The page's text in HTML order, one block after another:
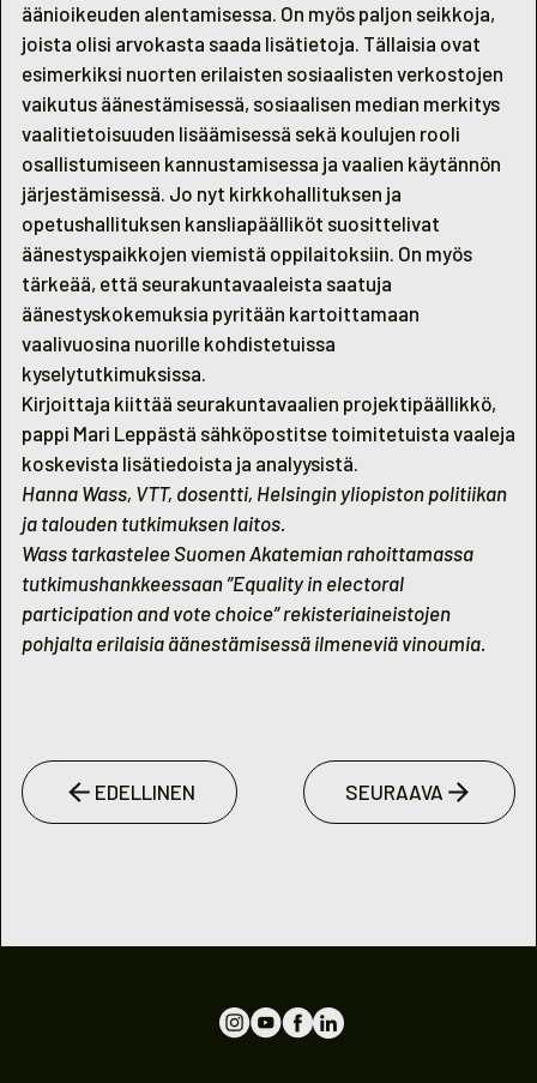
äänioikeuden alentamisessa. On myös paljon seikkoja,
joista olisi arvokasta saada lisätietoja. Tällaisia ovat
esimerkiksi nuorten erilaisten sosiaalisten verkostojen
vaikutus äänestämisessä, sosiaalisen median merkitys
vaalitietoisuuden lisäämisessä sekä koulujen rooli
osallistumiseen kannustamisessa ja vaalien käytännön
järjestämisessä. Jo nyt kirkkohallituksen ja
opetushallituksen kansliapäälliköt suosittelivat
äänestyspaikkojen viemistä oppilaitoksiin. On myös
tärkeää, että seurakuntavaaleista saatuja
äänestyskokemuksia pyritään kartoittamaan
vaalivuosina nuorille kohdistetuissa
kyselytutkimuksissa.
Kirjoittaja kiittää seurakuntavaalien projektipäällikkö,
pappi Mari Leppästä sähköpostitse toimitetuista vaaleja
koskevista lisätiedoista ja analyysistä.
Hanna Wass, VTT, dosentti, Helsingin yliopiston politiikan
ja talouden tutkimuksen laitos.
Wass tarkastelee Suomen Akatemian rahoittamassa
tutkimushankkeessaan ”Equality in electoral
participation and vote choice” rekisteriaineistojen
pohjalta erilaisia äänestämisessä ilmeneviä vinoumia.
EDELLINEN SEURAAVA